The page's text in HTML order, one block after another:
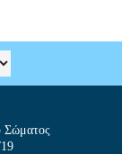
Σώματος